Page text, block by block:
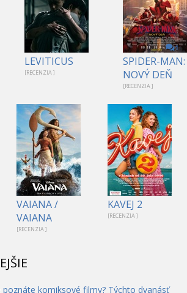
LEVITICUS
[RECENZIA ]
1
SPIDER-MAN:
NOVÝ DEŇ
[RECENZIA ]
VAIANA /
VAIANA
[RECENZIA ]
KAVEJ 2
[RECENZIA ]
poznáte komiksové filmy? Týchto dvanásť